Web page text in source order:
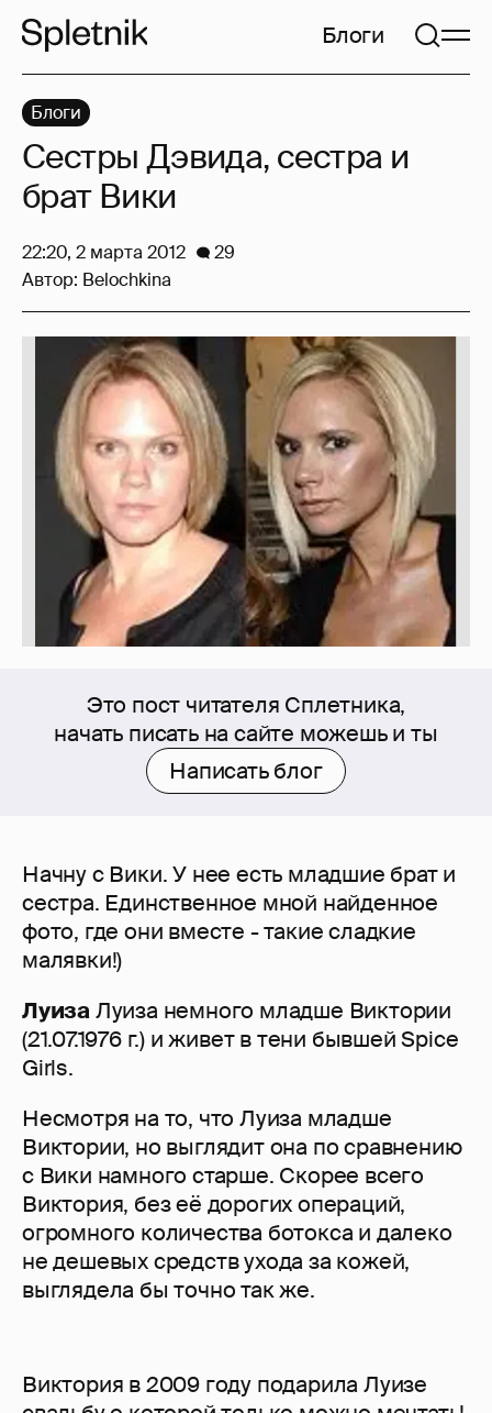
Блоги
Это пост читателя Сплетника,
начать писать на сайте можешь и ты
Написать блог
Начну с Вики. У нее есть младшие брат и
сестра. Единственное мной найденное
фото, где они вместе - такие сладкие
малявки!)
ЛуизаЛуиза немного младше Виктории
(21.07.1976 г.) и живет в тени бывшей Spice
Girls.
Несмотря на то, что Луиза младше
Виктории, но выглядит она по сравнению
с Вики намного старше. Скорее всего
Виктория, без её дорогих операций,
огромного количества ботокса и далеко
не дешевых средств ухода за кожей,
выглядела бы точно так же.
Виктория в 2009 году подарила Луизе
Блоги
Сестры Дэвида, сестра и
брат Вики
22:20, 2 марта 2012
29
Автор: Belochkina